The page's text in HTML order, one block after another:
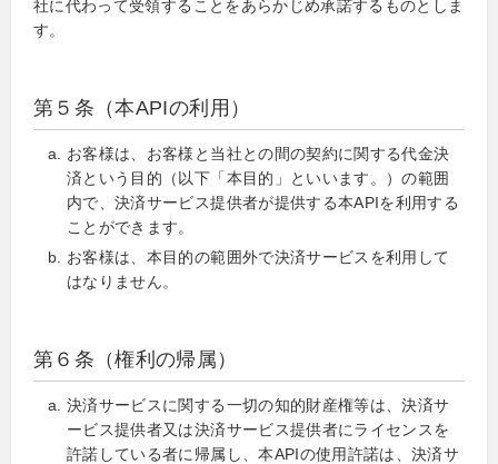
社に代わって受領することをあらかじめ承諾するものとしま
す。
第５条（本APIの利用）
お客様は、お客様と当社との間の契約に関する代金決
済という目的（以下「本目的」といいます。）の範囲
内で、決済サービス提供者が提供する本APIを利用する
ことができます。
お客様は、本目的の範囲外で決済サービスを利用して
はなりません。
第６条（権利の帰属）
決済サービスに関する一切の知的財産権等は、決済サ
ービス提供者又は決済サービス提供者にライセンスを
許諾している者に帰属し、本APIの使用許諾は、決済サ